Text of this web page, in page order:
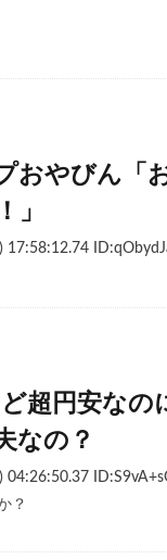
おやびん「
」
超円安なの
なの？
？